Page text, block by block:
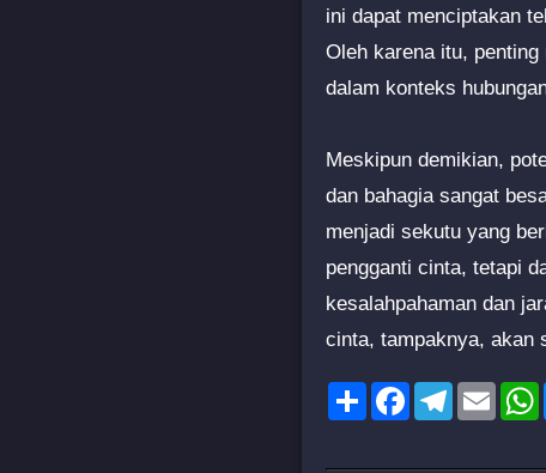
ini dapat menciptakan
Oleh karena itu, penting
dalam konteks
Meskipun demikian,
dan bahagia sangat
menjadi sekutu yang
pengganti cinta, tetapi
kesalahpahaman dan
cinta, tampaknya, akan
ShareFacebookTelegram
Email